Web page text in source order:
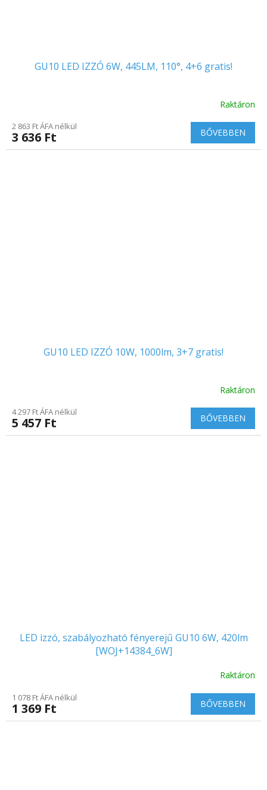
GU10 LED IZZÓ 6W, 445LM, 110°, 4+6 gratis!
Raktáron
2 863 Ft ÁFA nélkül
3 636 Ft BŐVEBBEN
GU10 LED IZZÓ 10W, 1000lm, 3+7 gratis!
Raktáron
4 297 Ft ÁFA nélkül
5 457 Ft BŐVEBBEN
LED izzó, szabályozható fényerejű GU10 6W, 420lm
[WOJ+14384_6W]
Raktáron
1 078 Ft ÁFA nélkül
1 369 Ft BŐVEBBEN